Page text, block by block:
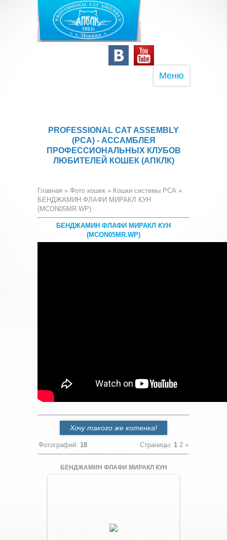
Меню
PROFESSIONAL CAT ASSEMBLY
(PCA) - АССАМБЛЕЯ
ПРОФЕССИОНАЛЬНЫХ КЛУБОВ
ЛЮБИТЕЛЕЙ КОШЕК (АПКЛК)
Главная » Фото кошек » Кошки системы PCA »
БЕНДЖАМИН ФЛАФИ МИРАКЛ КУН
(MCON05MR.WP)
БЕНДЖАМИН ФЛАФИ МИРАКЛ КУН
(MCON05MR.WP)
Хочу такого же котенка!
Фотографий: 18 Страницы: 1 2 »
БЕНДЖАМИН ФЛАФИ МИРАКЛ КУН
Увеличить